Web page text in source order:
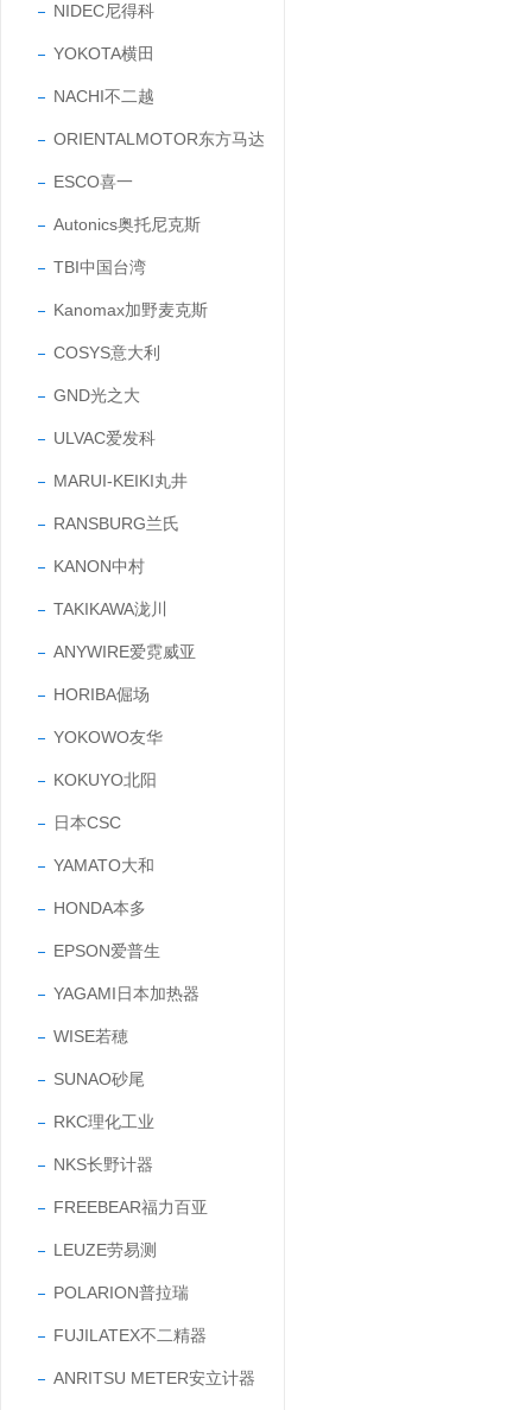
NIDEC尼得科
YOKOTA横田
NACHI不二越
ORIENTALMOTOR东方马达
ESCO喜一
Autonics奥托尼克斯
TBI中国台湾
Kanomax加野麦克斯
COSYS意大利
GND光之大
ULVAC爱发科
MARUI-KEIKI丸井
RANSBURG兰氏
KANON中村
TAKIKAWA泷川
ANYWIRE爱霓威亚
HORIBA倔场
YOKOWO友华
KOKUYO北阳
日本CSC
YAMATO大和
HONDA本多
EPSON爱普生
YAGAMI日本加热器
WISE若穂
SUNAO砂尾
RKC理化工业
NKS长野计器
FREEBEAR福力百亚
LEUZE劳易测
POLARION普拉瑞
FUJILATEX不二精器
ANRITSU METER安立计器